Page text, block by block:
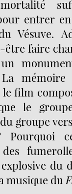
entrer
Vésuve.
faire
le film
le
groupe
du
musique du